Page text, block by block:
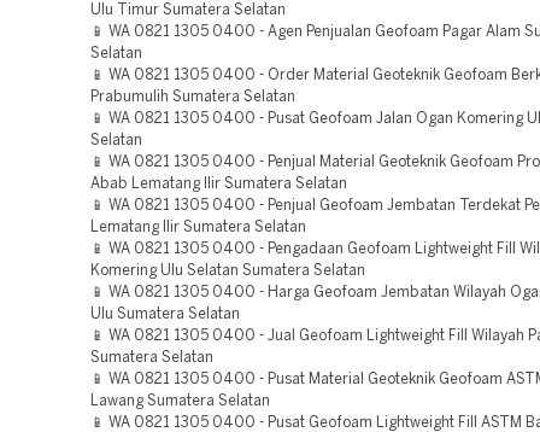
Ulu Timur Sumatera Selatan
📱 WA 0821 1305 0400 - Agen Penjualan Geofoam Pagar Alam
Selatan
📱 WA 0821 1305 0400 - Order Material Geoteknik Geofoam
Prabumulih Sumatera Selatan
📱 WA 0821 1305 0400 - Pusat Geofoam Jalan Ogan Komering
Selatan
📱 WA 0821 1305 0400 - Penjual Material Geoteknik Geofoam
Abab Lematang Ilir Sumatera Selatan
📱 WA 0821 1305 0400 - Penjual Geofoam Jembatan Terdekat
Lematang Ilir Sumatera Selatan
📱 WA 0821 1305 0400 - Pengadaan Geofoam Lightweight Fill
Komering Ulu Selatan Sumatera Selatan
📱 WA 0821 1305 0400 - Harga Geofoam Jembatan Wilayah
Ulu Sumatera Selatan
📱 WA 0821 1305 0400 - Jual Geofoam Lightweight Fill Wilayah
Sumatera Selatan
📱 WA 0821 1305 0400 - Pusat Material Geoteknik Geofoam
Lawang Sumatera Selatan
📱 WA 0821 1305 0400 - Pusat Geofoam Lightweight Fill ASTM